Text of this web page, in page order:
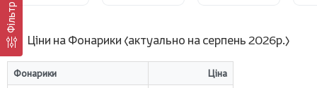
Фільтр
Ціни на Фонарики (актуально на серпень 2026р.)
Фонарики Ціна